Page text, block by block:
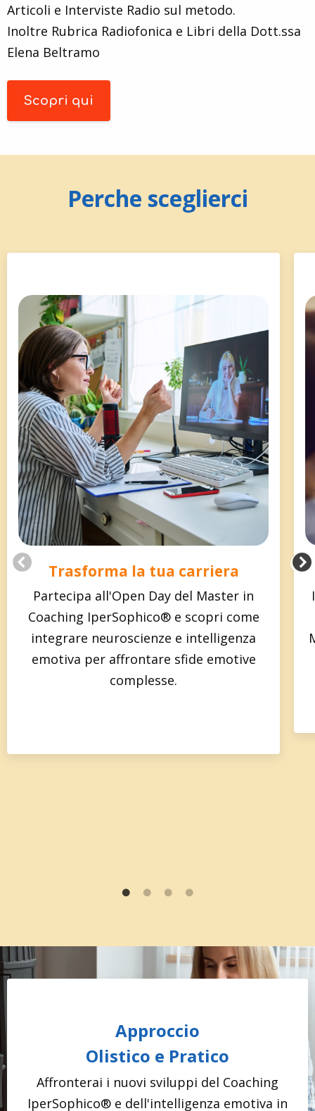
Articoli e Interviste Radio sul metodo.
Inoltre Rubrica Radiofonica e Libri della Dott.ssa
Elena Beltramo
Scopri qui
Perche sceglierci
Trasforma la tua carriera
Partecipa all'Open Day del Master in
Coaching IperSophico® e scopri come
integrare neuroscienze e intelligenza
emotiva per affrontare sfide emotive
complesse.
Approccio
Olistico e Pratico
Affronterai i nuovi sviluppi del Coaching
IperSophico® e dell'intelligenza emotiva in